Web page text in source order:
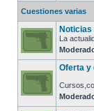
Cuestiones varias
Noticias
La
Oferta y